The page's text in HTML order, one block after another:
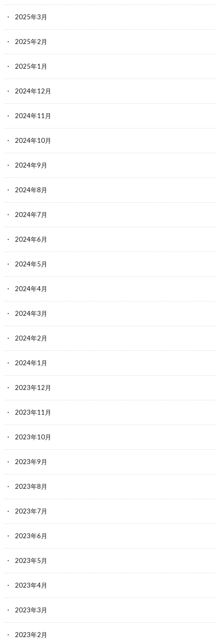
2025年3月
2025年2月
2025年1月
2024年12月
2024年11月
2024年10月
2024年9月
2024年8月
2024年7月
2024年6月
2024年5月
2024年4月
2024年3月
2024年2月
2024年1月
2023年12月
2023年11月
2023年10月
2023年9月
2023年8月
2023年7月
2023年6月
2023年5月
2023年4月
2023年3月
2023年2月